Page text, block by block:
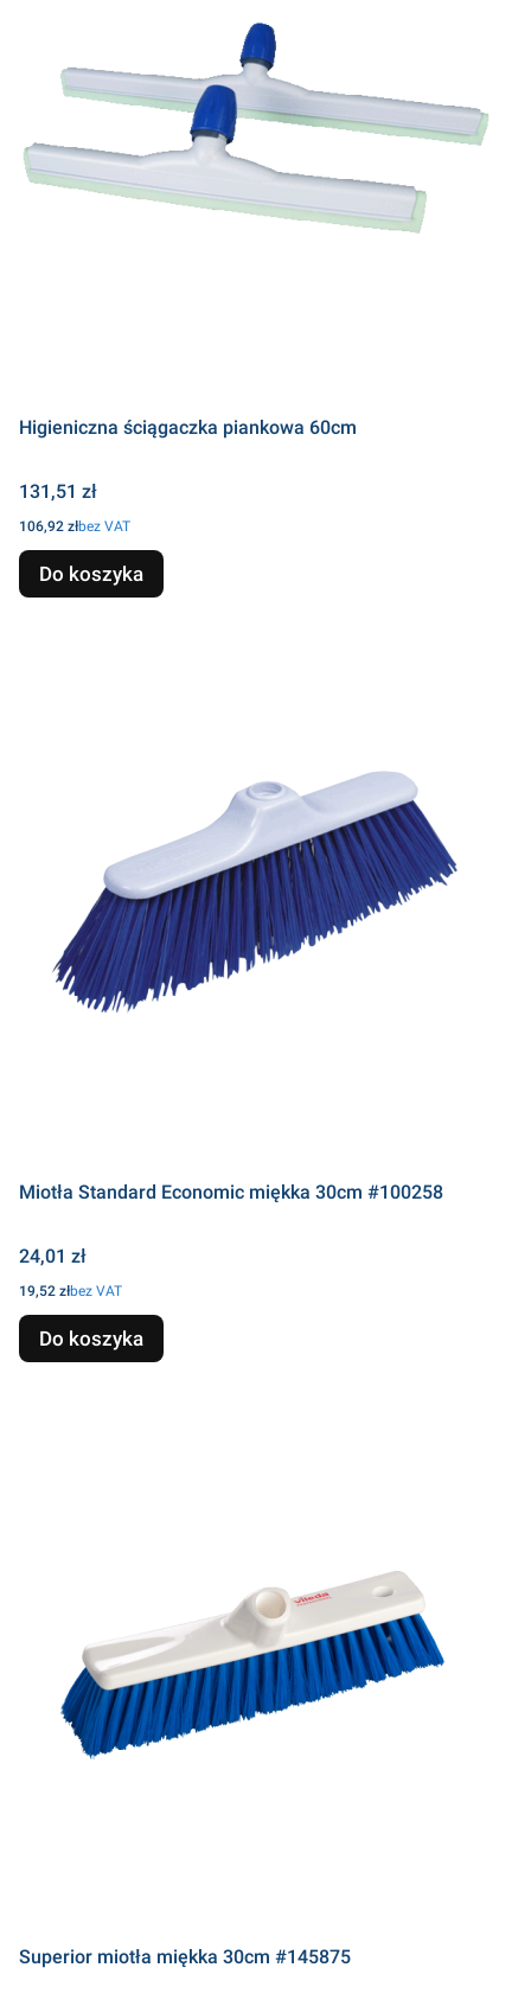
Higieniczna ściągaczka piankowa 60cm
Cena
131,51 zł
Cena
106,92 złbez VAT
Do koszyka
Miotła Standard Economic miękka 30cm #100258
Cena
24,01 zł
Cena
19,52 złbez VAT
Do koszyka
Superior miotła miękka 30cm #145875